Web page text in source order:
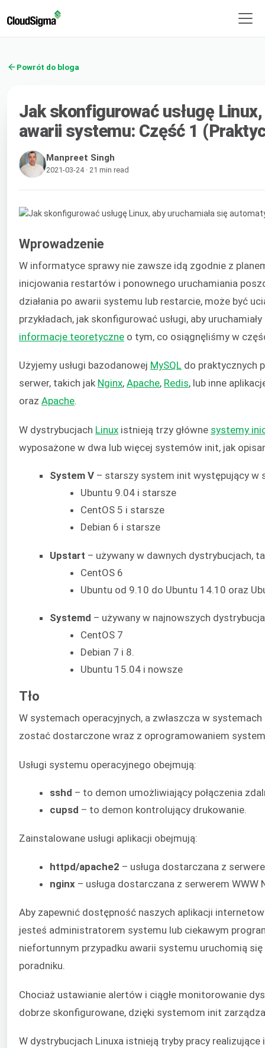
Powrót do bloga
Jak skonfigurować usługę
awarii systemu: Część 1
Manpreet Singh
2021-03-24 · 21 min read
Wprowadzenie
W informatyce sprawy nie zawsze idą zgodnie z
inicjowania restartów i ponownego uruchamiania
działania po awarii systemu lub restarcie, może być
przykładach, jak skonfigurować usługi, aby
informacje teoretyczne o tym, co osiągnęliśmy w
Użyjemy usługi bazodanowej MySQL do praktycznych
serwer, takich jak Nginx, Apache, Redis, lub inne
oraz Apache.
W dystrybucjach Linux istnieją trzy główne systemy
wyposażone w dwa lub więcej systemów init, jak
System V – starszy system init występujący w
Ubuntu 9.04 i starsze
CentOS 5 i starsze
Debian 6 i starsze
Upstart – używany w dawnych dystrybucjach,
CentOS 6
Ubuntu od 9.10 do Ubuntu 14.10 oraz
Systemd – używany w najnowszych
CentOS 7
Debian 7 i 8.
Ubuntu 15.04 i nowsze
Tło
W systemach operacyjnych, a zwłaszcza w
zostać dostarczone wraz z oprogramowaniem
Usługi systemu operacyjnego obejmują:
sshd – to demon umożliwiający połączenia
cupsd – to demon kontrolujący drukowanie.
Zainstalowane usługi aplikacji obejmują:
httpd/apache2 – usługa dostarczana z
nginx – usługa dostarczana z serwerem WWW
Aby zapewnić dostępność naszych aplikacji
jesteś administratorem systemu lub ciekawym
niefortunnym przypadku awarii systemu uruchomią
poradniku.
Chociaż ustawianie alertów i ciągłe monitorowanie
dobrze skonfigurowane, dzięki systemom init
W dystrybucjach Linuxa istnieją tryby pracy